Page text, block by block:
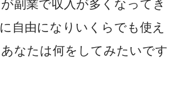
副業で収入が多くなってき
自由になりいくらでも使え
なたは何をしてみたいです